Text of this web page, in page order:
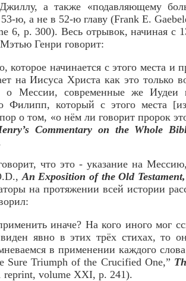
а также «подавляющему
ю, а не в 52-ю главу (Frank E.
6, p. 300). Весь отрывок, начиная с
Генри говорит:
которое начинается с этого места
на Иисуса Христа как это
о Мессии, современные же Иудеи
Филипп, который с этого места
о том, «о нём ли говорит пророк
Commentary on the Whole
что это - указание на
An Exposition of the Old Testament,
на протяжении всей истории
иначе? На кого иного мог
явно в этих трёх стихах, то
в применении каждого
Sure Triumph of the Crucified One,”
reprint, volume XXI, p. 241).